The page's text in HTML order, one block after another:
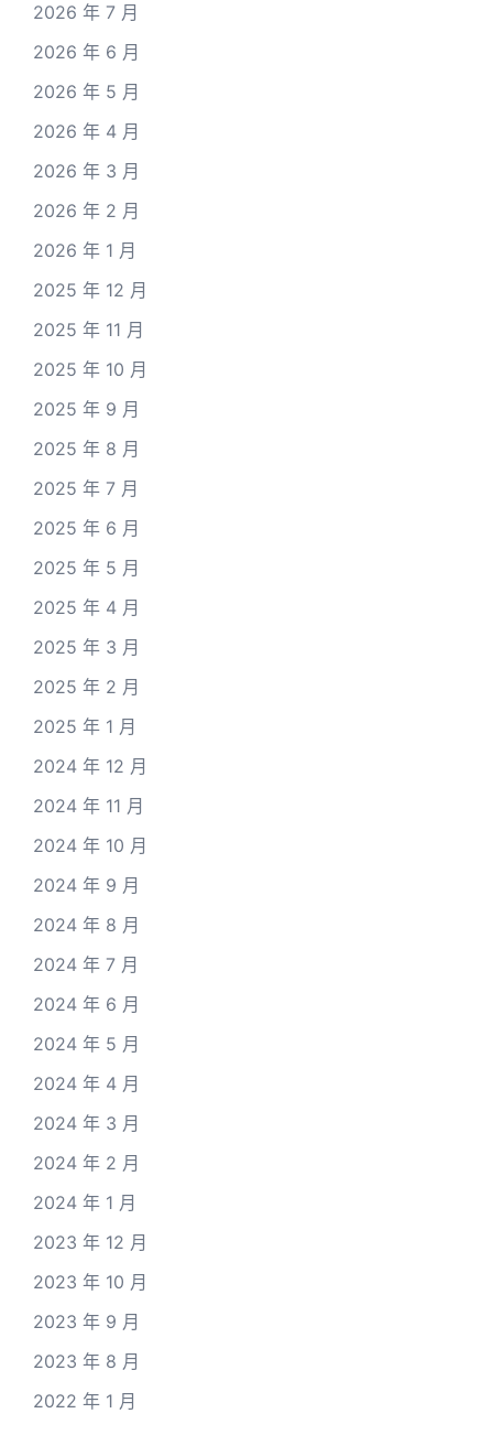
2026 年 7 月
2026 年 6 月
2026 年 5 月
2026 年 4 月
2026 年 3 月
2026 年 2 月
2026 年 1 月
2025 年 12 月
2025 年 11 月
2025 年 10 月
2025 年 9 月
2025 年 8 月
2025 年 7 月
2025 年 6 月
2025 年 5 月
2025 年 4 月
2025 年 3 月
2025 年 2 月
2025 年 1 月
2024 年 12 月
2024 年 11 月
2024 年 10 月
2024 年 9 月
2024 年 8 月
2024 年 7 月
2024 年 6 月
2024 年 5 月
2024 年 4 月
2024 年 3 月
2024 年 2 月
2024 年 1 月
2023 年 12 月
2023 年 10 月
2023 年 9 月
2023 年 8 月
2022 年 1 月